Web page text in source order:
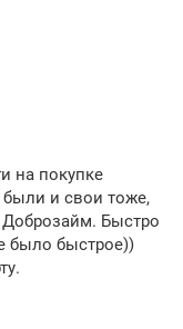
на покупке
и свои тоже,
Доброзайм. Быстро
было быстрое))